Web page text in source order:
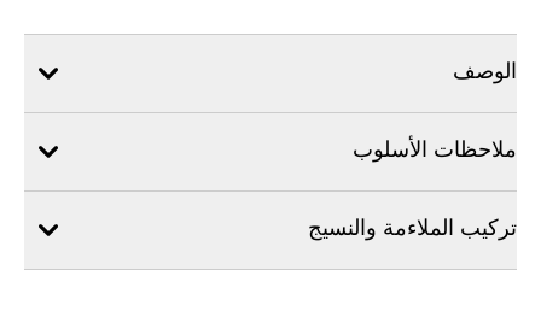
الوصف
ملاحظات الأسلوب
تركيب الملاءمة والنسيج